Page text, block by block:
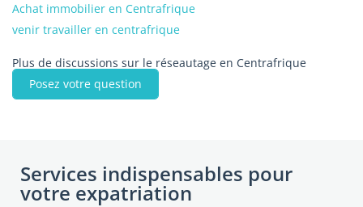
Achat immobilier en Centrafrique
venir travailler en centrafrique
Plus de discussions sur le réseautage en Centrafrique
Posez votre question
Services indispensables pour
votre expatriation